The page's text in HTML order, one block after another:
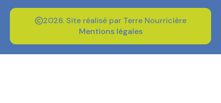
2026. Site réalisé par Terre Nourricière
Mentions légales